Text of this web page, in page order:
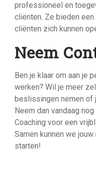
professioneel en
cliënten. Ze bieden
cliënten zich kunnen
Neem
Ben je klaar om aan je
werken? Wil je meer
beslissingen nemen of
Neem dan vandaag
Coaching voor een
Samen kunnen we
starten!